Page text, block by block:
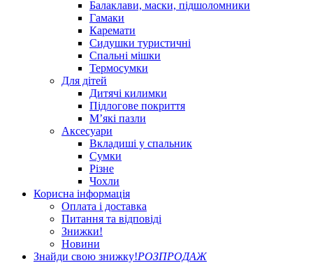
Балаклави, маски, підшоломники
Гамаки
Каремати
Сидушки туристичні
Спальні мішки
Термосумки
Для дітей
Дитячі килимки
Підлогове покриття
М’які пазли
Аксесуари
Вкладиші у спальник
Сумки
Різне
Чохли
Корисна інформація
Оплата і доставка
Питання та відповіді
Знижки!
Новини
Знайди свою знижку!РОЗПРОДАЖ